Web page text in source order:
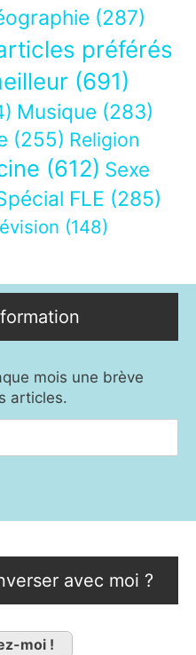
(287)
préférés
(691)
Musique (283)
(255) Religion
(612) Sexe
FLE (285)
(148)
mois une brève
articles.
avec moi ?
moi !